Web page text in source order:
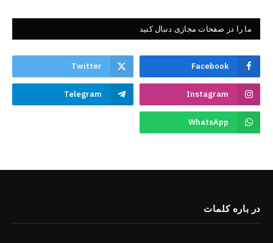
ما را در صفحات مجازی دنبال کنید
Facebook
Twitter
Instagram
Telegram
WhatsApp
در باره کلمات